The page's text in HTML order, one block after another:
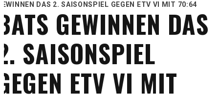
DAS 2. SAISONSPIEL GEGEN ETV VI MIT 70:64
GEWINNEN DAS
SAISONSPIEL
ETV VI MIT